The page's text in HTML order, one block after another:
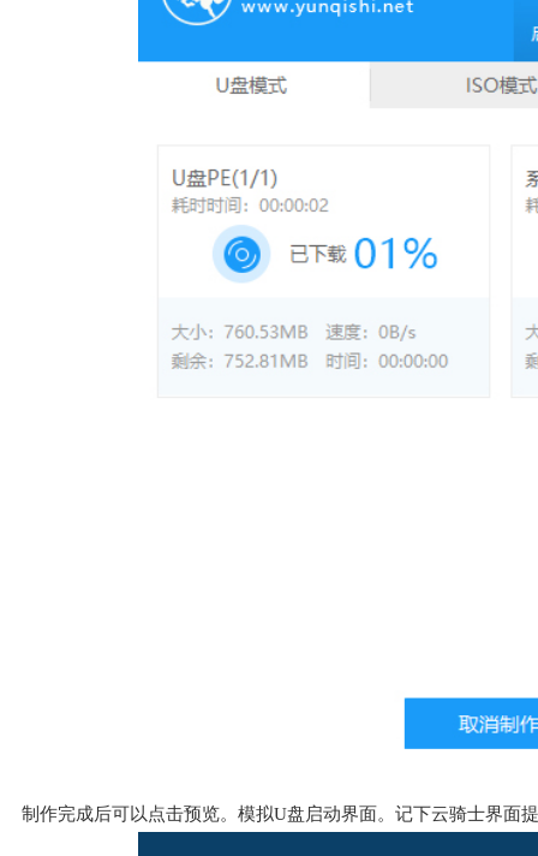
制作完成后可以点击预览。模拟U盘启动界面。记下云骑士界面